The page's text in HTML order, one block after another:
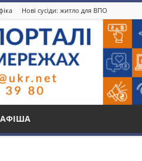
Нові сусіди: житло для ВПО
АФІША